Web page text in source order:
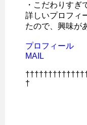
・こだわりすぎ
詳しいプロフィ
たので、興味が
プロフィール
MAIL
†